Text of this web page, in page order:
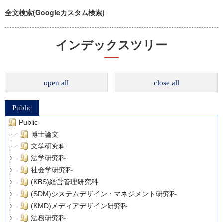
全文検索(Googleカスタム検索)
インデックスツリー
open all close all
Public
Public
博士論文
文学研究科
法学研究科
社会学研究科
(KBS)経営管理研究科
(SDM)システムデザイン・マネジメント研究科
(KMD)メディアデザイン研究科
法務研究科